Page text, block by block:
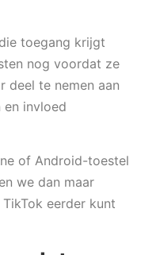
toegang krijgt
nog voordat ze
deel te nemen aan
en invloed
of Android-toestel
we dan maar
eerder kunt